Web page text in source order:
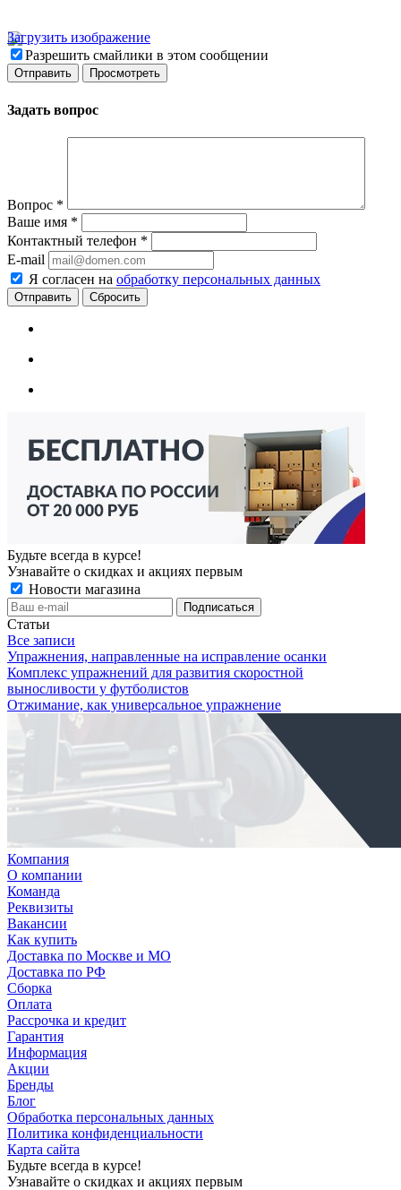
Загрузить изображение
Разрешить смайлики в этом сообщении
Задать вопрос
Вопрос *
Ваше имя *
Контактный телефон *
E-mail
Я согласен на обработку персональных данных
Сбросить
Будьте всегда в курсе!
Узнавайте о скидках и акциях первым
Новости магазина
Статьи
Все записи
Упражнения, направленные на исправление осанки
Комплекс упражнений для развития скоростной
выносливости у футболистов
Отжимание, как универсальное упражнение
Компания
О компании
Команда
Реквизиты
Вакансии
Как купить
Доставка по Москве и МО
Доставка по РФ
Сборка
Оплата
Рассрочка и кредит
Гарантия
Информация
Акции
Бренды
Блог
Обработка персональных данных
Политика конфиденциальности
Карта сайта
Будьте всегда в курсе!
Узнавайте о скидках и акциях первым